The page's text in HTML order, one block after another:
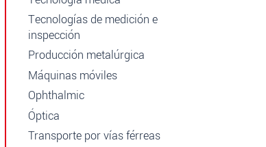
Tecnologías de medición e
inspección
Producción metalúrgica
Máquinas móviles
Ophthalmic
Óptica
Transporte por vías férreas